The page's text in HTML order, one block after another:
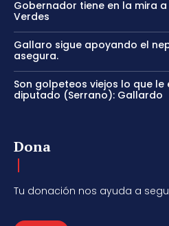
Gobernador tiene en la mira
Verdes
Gallaro sigue apoyando el
asegura.
Son golpeteos viejos lo que
diputado (Serrano): Gallardo
Dona
Tu donación nos ayuda a